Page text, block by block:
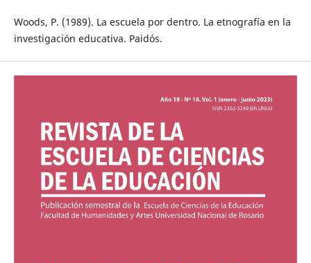
Woods, P. (1989). La escuela por dentro. La etnografía en la
investigación educativa. Paidós.